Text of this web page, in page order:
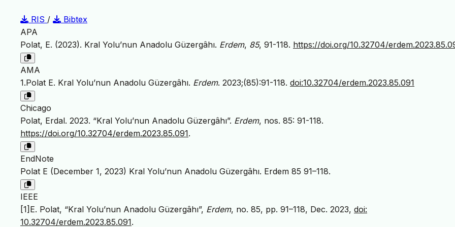
RIS /
Bibtex
APA
Polat, E. (2023). Kral Yolu’nun Anadolu Güzergâhı. Erdem, 85, 91-118. https://doi.org/10.32704/
AMA
1.Polat E. Kral Yolu’nun Anadolu Güzergâhı. Erdem. 2023;(85):91-118. doi:10.32704/erdem.2023.85.091
Chicago
Polat, Erdal. 2023. “Kral Yolu’nun Anadolu Güzergâhı”. Erdem, nos. 85: 91-118.
https://doi.org/10.32704/erdem.2023.85.091.
EndNote
Polat E (December 1, 2023) Kral Yolu’nun Anadolu Güzergâhı. Erdem 85 91–118.
IEEE
[1]E. Polat, “Kral Yolu’nun Anadolu Güzergâhı”, Erdem, no. 85, pp. 91–118, Dec. 2023, doi:
10.32704/erdem.2023.85.091.